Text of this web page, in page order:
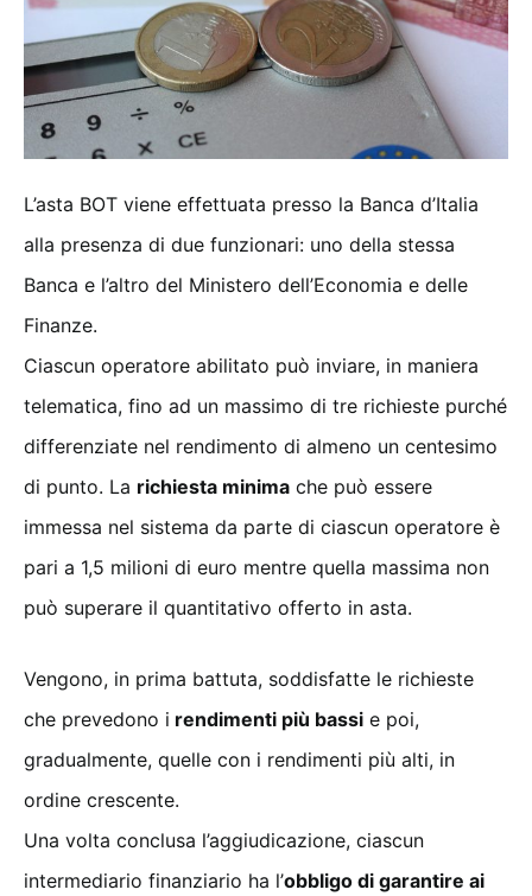
L’asta BOT viene effettuata presso la Banca d’Italia
alla presenza di due funzionari: uno della stessa
Banca e l’altro del Ministero dell’Economia e delle
Finanze.
Ciascun operatore abilitato può inviare, in maniera
telematica, fino ad un massimo di tre richieste purché
differenziate nel rendimento di almeno un centesimo
di punto. La richiesta minima che può essere
immessa nel sistema da parte di ciascun operatore è
pari a 1,5 milioni di euro mentre quella massima non
può superare il quantitativo offerto in asta.
Vengono, in prima battuta, soddisfatte le richieste
che prevedono i rendimenti più bassi e poi,
gradualmente, quelle con i rendimenti più alti, in
ordine crescente.
Una volta conclusa l’aggiudicazione, ciascun
intermediario finanziario ha l’obbligo di garantire ai